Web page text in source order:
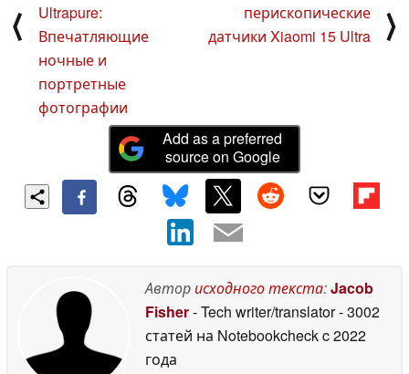
⟨
Ultrapure:
Впечатляющие
ночные и
портретные
фотографии
перископические
датчики Xiaomi 15 Ultra
⟩
Add as a preferred
source on Google
Авторисходного текста:Jacob
Fisher- Tech writer/translator- 3002
статей на Notebookcheckc 2022
года